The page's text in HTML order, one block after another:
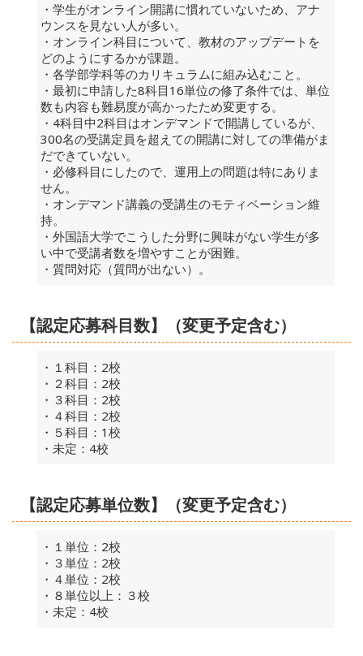
・学生がオンライン開講に慣れていないため、アナ
ウンスを見ない人が多い。
・オンライン科目について、教材のアップデートを
どのようにするかが課題。
・各学部学科等のカリキュラムに組み込むこと。
・最初に申請した8科目16単位の修了条件では、単位
数も内容も難易度が高かったため変更する。
・4科目中2科目はオンデマンドで開講しているが、
300名の受講定員を超えての開講に対しての準備がま
だできていない。
・必修科目にしたので、運用上の問題は特にありま
せん。
・オンデマンド講義の受講生のモティベーション維
持。
・外国語大学でこうした分野に興味がない学生が多
い中で受講者数を増やすことが困難。
・質問対応（質問が出ない）。
【認定応募科目数】（変更予定含む）
・１科目：2校
・２科目：2校
・３科目：2校
・４科目：2校
・５科目：1校
・未定：4校
【認定応募単位数】（変更予定含む）
・１単位：2校
・３単位：2校
・４単位：2校
・８単位以上：３校
・未定：4校